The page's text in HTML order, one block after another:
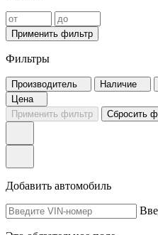
Применить фильтр
Фильтры
Производитель Наличие
Цена
Применить фильтр
Сбросить
Добавить автомобиль